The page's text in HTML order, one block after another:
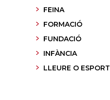
FEINA
FORMACIÓ
FUNDACIÓ
INFÀNCIA
LLEURE O ESPORT